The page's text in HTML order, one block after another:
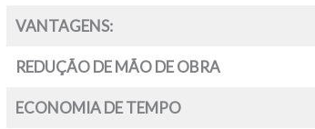
VANTAGENS:
REDUÇÃO DE MÃO DE OBRA
ECONOMIA DE TEMPO